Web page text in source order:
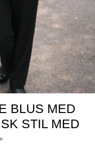
BLUS MED
STIL MED